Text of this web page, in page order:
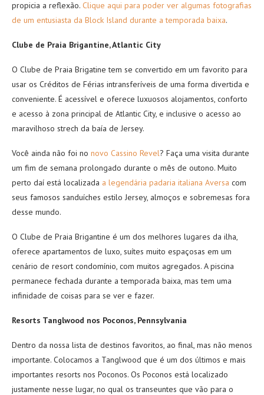
propicia a reflexão. Clique aqui para poder ver algumas fotografias
de um entusiasta da Block Island durante a temporada baixa.
Clube de Praia Brigantine, Atlantic City
O Clube de Praia Brigatine tem se convertido em um favorito para
usar os Créditos de Férias intransferíveis de uma forma divertida e
conveniente. É acessível e oferece luxuosos alojamentos, conforto
e acesso à zona principal de Atlantic City, e inclusive o acesso ao
maravilhoso strech da baía de Jersey.
Você ainda não foi no novo Cassino Revel? Faça uma visita durante
um fim de semana prolongado durante o mês de outono. Muito
perto daí está localizada a legendária padaria italiana Aversa com
seus famosos sanduíches estilo Jersey, almoços e sobremesas fora
desse mundo.
O Clube de Praia Brigantine é um dos melhores lugares da ilha,
oferece apartamentos de luxo, suítes muito espaçosas em um
cenário de resort condomínio, com muitos agregados. A piscina
permanece fechada durante a temporada baixa, mas tem uma
infinidade de coisas para se ver e fazer.
Resorts Tanglwood nos Poconos, Pennsylvania
Dentro da nossa lista de destinos favoritos, ao final, mas não menos
importante. Colocamos a Tanglwood que é um dos últimos e mais
importantes resorts nos Poconos. Os Poconos está localizado
justamente nesse lugar, no qual os transeuntes que vão para o